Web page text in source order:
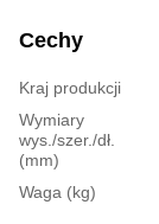
Cechy
Kraj produkcji
Wymiary
wys./szer./dł.
(mm)
Waga (kg)